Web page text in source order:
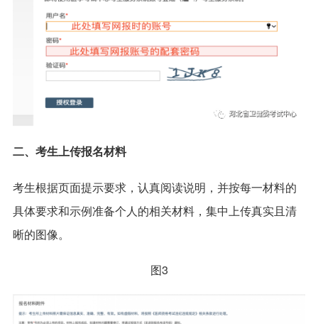
二、考生上传报名材料
考生根据页面提示要求，认真阅读说明，并按每一材料的
具体要求和示例准备个人的相关材料，集中上传真实且清
晰的图像。
图3